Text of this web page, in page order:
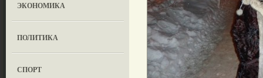
ЭКОНОМИКА
ПОЛИТИКА
СПОРТ